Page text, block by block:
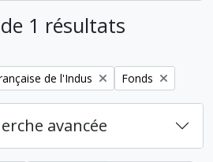
1 résultats
de l'Indus Remove filter:
Fonds
avancée